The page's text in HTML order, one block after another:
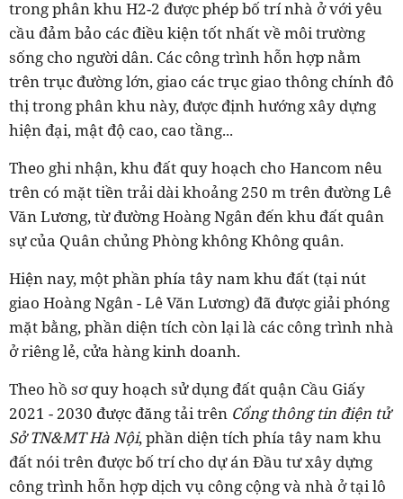
trong phân khu H2-2 được phép bố trí nhà ở với yêu
cầu đảm bảo các điều kiện tốt nhất về môi trường
sống cho người dân. Các công trình hỗn hợp nằm
trên trục đường lớn, giao các trục giao thông chính đô
thị trong phân khu này, được định hướng xây dựng
hiện đại, mật độ cao, cao tầng...
Theo ghi nhận, khu đất quy hoạch cho Hancom nêu
trên có mặt tiền trải dài khoảng 250 m trên đường Lê
Văn Lương, từ đường Hoàng Ngân đến khu đất quân
sự của Quân chủng Phòng không Không quân.
Hiện nay, một phần phía tây nam khu đất (tại nút
giao Hoàng Ngân - Lê Văn Lương) đã được giải phóng
mặt bằng, phần diện tích còn lại là các công trình nhà
ở riêng lẻ, cửa hàng kinh doanh.
Theo hồ sơ quy hoạch sử dụng đất quận Cầu Giấy
2021 - 2030 được đăng tải trên Cổng thông tin điện tử
Sở TN&MT Hà Nội, phần diện tích phía tây nam khu
đất nói trên được bố trí cho dự án Đầu tư xây dựng
công trình hỗn hợp dịch vụ công cộng và nhà ở tại lô